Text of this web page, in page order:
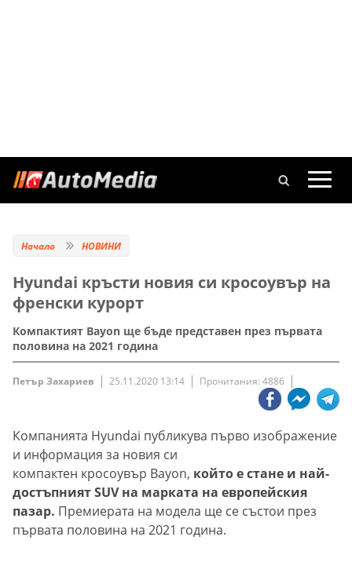
Начало НОВИНИ
Hyundai кръсти новия си кросоувър на
френски курорт
Компактият Bayon ще бъде представен през първата
половина на 2021 година
Петър Захариев 25.11.2020 13:14 Прочитания: 4886
Компанията Hyundai публикува първо изображение
и информация за новия си
компактен кросоувър Bayon, който е стане и най-
достъпният SUV на марката на европейския
пазар. Премиерата на модела ще се състои през
първата половина на 2021 година.